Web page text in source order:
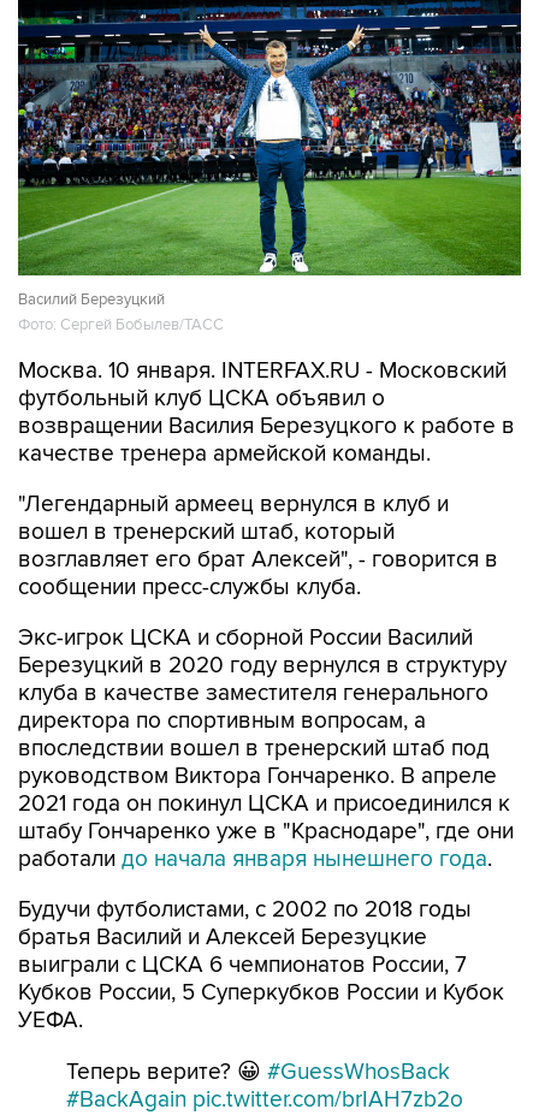
Василий Березуцкий
Фото: Сергей Бобылев/ТАСС
Москва. 10 января. INTERFAX.RU - Московский
футбольный клуб ЦСКА объявил о
возвращении Василия Березуцкого к работе в
качестве тренера армейской команды.
"Легендарный армеец вернулся в клуб и
вошел в тренерский штаб, который
возглавляет его брат Алексей", - говорится в
сообщении пресс-службы клуба.
Экс-игрок ЦСКА и сборной России Василий
Березуцкий в 2020 году вернулся в структуру
клуба в качестве заместителя генерального
директора по спортивным вопросам, а
впоследствии вошел в тренерский штаб под
руководством Виктора Гончаренко. В апреле
2021 года он покинул ЦСКА и присоединился к
штабу Гончаренко уже в "Краснодаре", где они
работали до начала января нынешнего года.
Будучи футболистами, с 2002 по 2018 годы
братья Василий и Алексей Березуцкие
выиграли с ЦСКА 6 чемпионатов России, 7
Кубков России, 5 Суперкубков России и Кубок
УЕФА.
Теперь верите? 😀 #GuessWhosBack
#BackAgain pic.twitter.com/brIAH7zb2o